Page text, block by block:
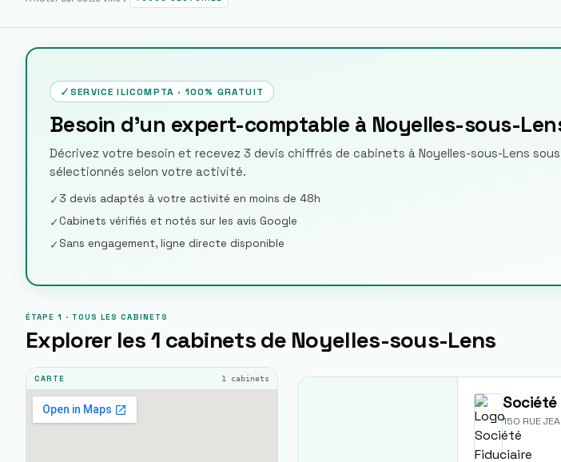
✓ SERVICE ILICOMPTA · 100% GRATUIT
Besoin d'un expert-comptable à Noyelles-sous-
Décrivez votre besoin et recevez 3 devis chiffrés de cabinets à Noyelles-sous-Lens
sélectionnés selon votre activité.
✓3 devis adaptés à votre activité en moins de 48h
✓Cabinets vérifiés et notés sur les avis Google
✓Sans engagement, ligne directe disponible
ÉTAPE 1 · TOUS LES CABINETS
Explorer les1 cabinets de Noyelles-sous-Lens
CARTE 1 cabinets
Société
150 RUE